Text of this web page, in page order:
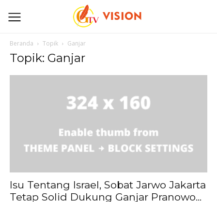
Beranda Topik Ganjar
Topik: Ganjar
Isu Tentang Israel, Sobat Jarwo Jakarta
Tetap Solid Dukung Ganjar Pranowo...